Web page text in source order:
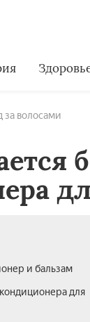
за волосами
и бальзам
для